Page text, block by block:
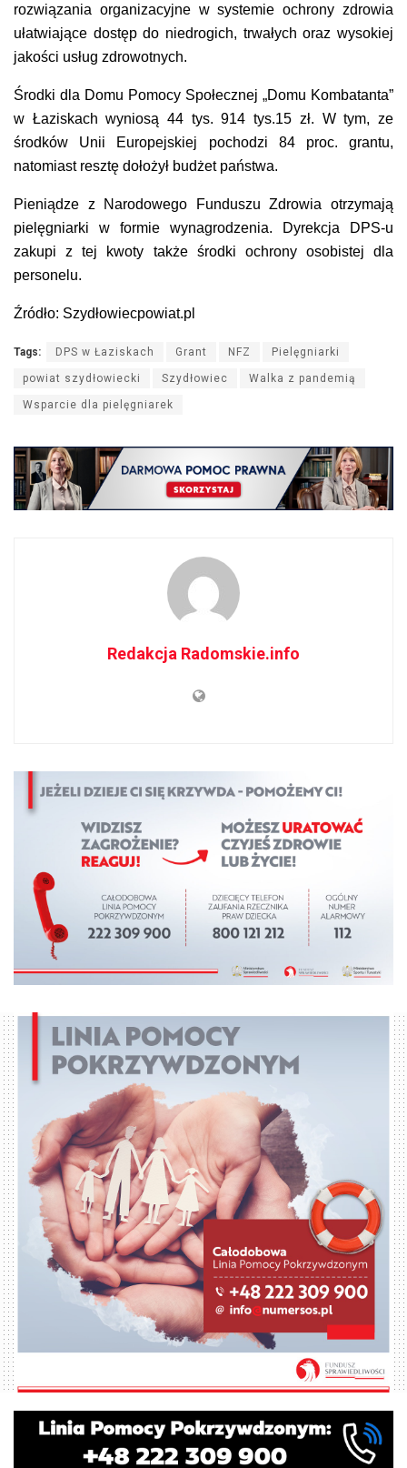
rozwiązania organizacyjne w systemie ochrony zdrowia
ułatwiające dostęp do niedrogich, trwałych oraz wysokiej
jakości usług zdrowotnych.
Środki dla Domu Pomocy Społecznej „Domu Kombatanta”
w Łaziskach wyniosą 44 tys. 914 tys.15 zł. W tym, ze
środków Unii Europejskiej pochodzi 84 proc. grantu,
natomiast resztę dołożył budżet państwa.
Pieniądze z Narodowego Funduszu Zdrowia otrzymają
pielęgniarki w formie wynagrodzenia. Dyrekcja DPS-u
zakupi z tej kwoty także środki ochrony osobistej dla
personelu.
Źródło: Szydłowiecpowiat.pl
Tags: DPS w Łaziskach Grant NFZ Pielęgniarki
powiat szydłowiecki Szydłowiec Walka z pandemią
Wsparcie dla pielęgniarek
Redakcja Radomskie.info